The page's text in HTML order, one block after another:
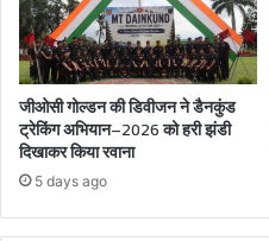
जीओसी गोल्डन की डिवीजन ने डैनकुंड
ट्रेकिंग अभियान–2026 को हरी झंडी
दिखाकर किया रवाना
5 days ago